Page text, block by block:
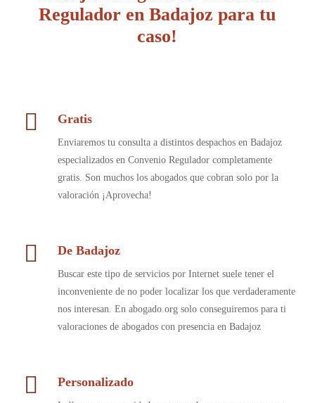
Regulador en Badajoz para tu
caso!
Gratis
Enviaremos tu consulta a distintos despachos en Badajoz
especializados en Convenio Regulador completamente
gratis. Son muchos los abogados que cobran solo por la
valoración ¡Aprovecha!
De Badajoz
Buscar este tipo de servicios por Internet suele tener el
inconveniente de no poder localizar los que verdaderamente
nos interesan. En abogado.org solo conseguiremos para ti
valoraciones de abogados con presencia en Badajoz
Personalizado